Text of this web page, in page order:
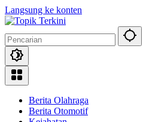
Langsung ke konten
Berita Olahraga
Berita Otomotif